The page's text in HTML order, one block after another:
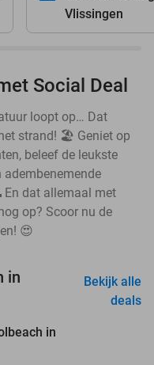
Vlissingen
Social Deal
loopt op… Dat
strand! 🏖️ Geniet op
beleef de leukste
En dat allemaal met
op? Scoor nu de
😍
in
Bekijk alle
deals
favorite_border
in